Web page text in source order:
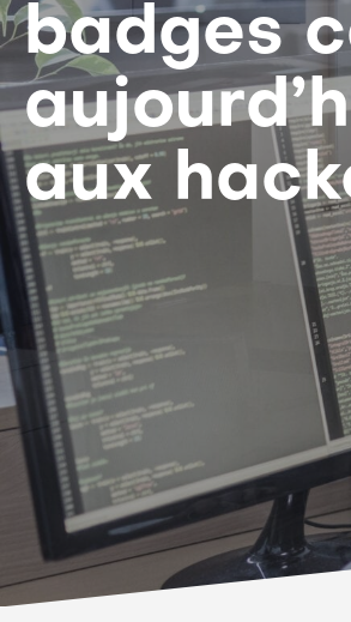
badges
aux